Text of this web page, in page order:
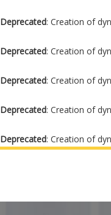
Deprecated: Creation of
Deprecated: Creation of
Deprecated: Creation of
Deprecated: Creation of
Deprecated: Creation of